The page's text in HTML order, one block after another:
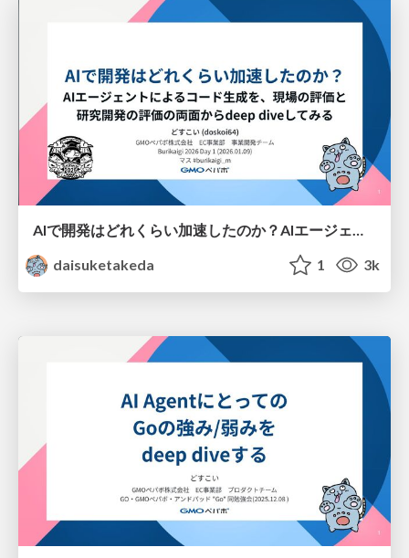
AIで開発はどれくらい加速したのか？AIエージェントによるコード生成を、現場の評価と研究開発の評価の両面からdeep diveしてみる
daisuketakeda
1 3k